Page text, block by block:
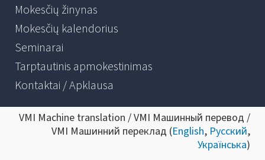
Mokesčių žinynas
Mokesčių kalendorius
Seminarai
Tarptautinis apmokestinimas
Kontaktai / Apklausa
VMI Machine translation / VMI Машинный перевод /
VMI Машинний переклад (English, Русский,
Українська)